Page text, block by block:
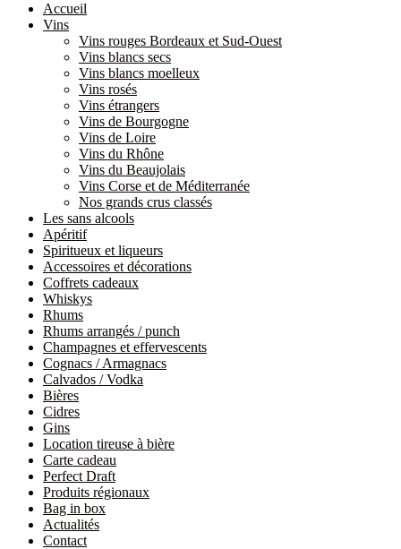
Accueil
Vins
Vins rouges Bordeaux et Sud-Ouest
Vins blancs secs
Vins blancs moelleux
Vins rosés
Vins étrangers
Vins de Bourgogne
Vins de Loire
Vins du Rhône
Vins du Beaujolais
Vins Corse et de Méditerranée
Nos grands crus classés
Les sans alcools
Apéritif
Spiritueux et liqueurs
Accessoires et décorations
Coffrets cadeaux
Whiskys
Rhums
Rhums arrangés / punch
Champagnes et effervescents
Cognacs / Armagnacs
Calvados / Vodka
Bières
Cidres
Gins
Location tireuse à bière
Carte cadeau
Perfect Draft
Produits régionaux
Bag in box
Actualités
Contact